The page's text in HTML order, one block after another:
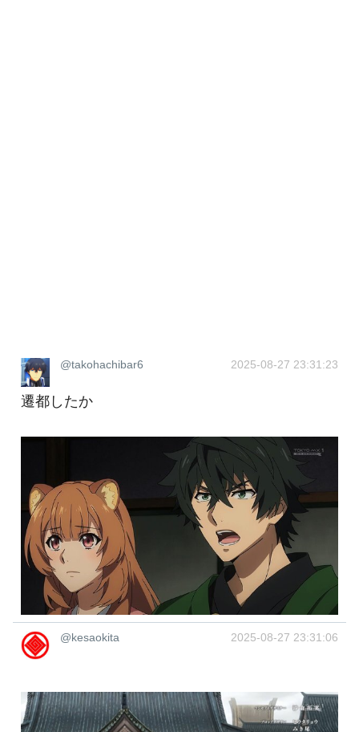
@takohachibar6 2025-08-27 23:31:23
遷都したか
@kesaokita 2025-08-27 23:31:06